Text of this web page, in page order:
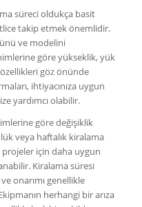
süreci oldukça basit
takip etmek önemlidir.
ve modelini
göre yükseklik, yük
göz önünde
ihtiyacınıza uygun
yardımcı olabilir.
göre değişiklik
veya haftalık kiralama
için daha uygun
Kiralama süresi
onarımı genellikle
herhangi bir arıza